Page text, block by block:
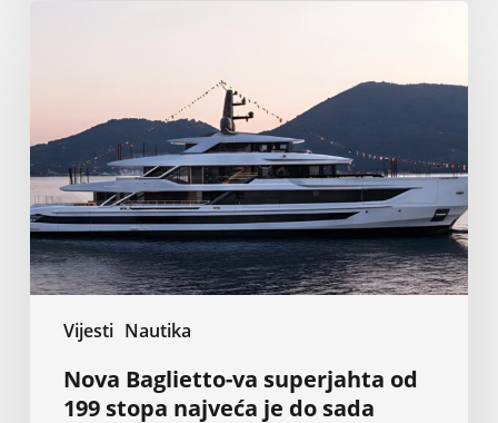
Vijesti Nautika
199
stopa
najveća
je
do
sada
Nova Baglietto-va superjahta od
199 stopa najveća je do sada